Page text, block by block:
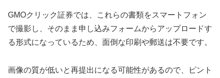
GMOクリック証券では、これらの書類をスマートフォン
で撮影し、そのまま申し込みフォームからアップロードす
る形式になっているため、面倒な印刷や郵送は不要です。
画像の質が低いと再提出になる可能性があるので、ピント